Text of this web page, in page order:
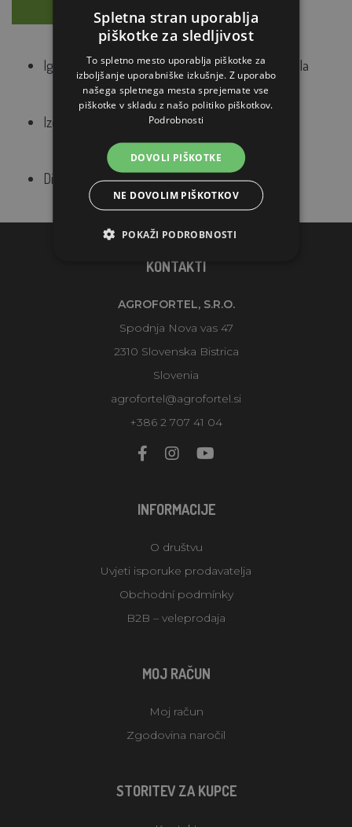
Igrača za zajca ali drugega glodavca v obliki tunela
Izdelano iz najlona
Dimenzije: 60 x 25 cm
KONTAKTI
AGROFORTEL, S.R.O.
Spodnja Nova vas 47
2310 Slovenska Bistrica
Slovenia
agrofortel@agrofortel.si
+386 2 707 41 04
INFORMACIJE
O društvu
Uvjeti isporuke prodavatelja
Obchodní podmínky
B2B – veleprodaja
MOJ RAČUN
Moj račun
Zgodovina naročil
STORITEV ZA KUPCE
Spletna stran uporablja
piškotke za sledljivost
To spletno mesto uporablja piškotke za
izboljšanje uporabniške izkušnje. Z uporabo
našega spletnega mesta sprejemate vse
piškotke v skladu z našo politiko piškotkov.
Podrobnosti
DOVOLI PIŠKOTKE
NE DOVOLIM PIŠKOTKOV
POKAŽI PODROBNOSTI